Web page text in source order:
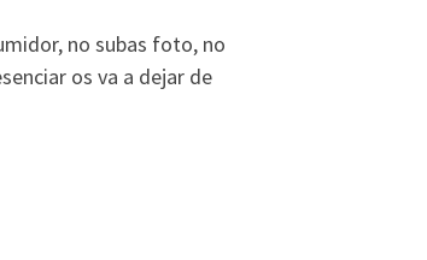
no subas foto, no
os va a dejar de